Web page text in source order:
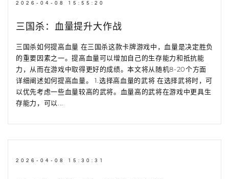
2026-04-08 15:55:20
三国杀：血量提升大作战
三国杀如何提高血量 在三国杀这款卡牌游戏中，血量是决定胜负
的重要因素之一。提高血量可以增加自己的生存能力和抵抗能
力，从而在游戏中取得更好的成绩。本文将从随机8-20个方面
详细阐述如何提高血量。 1.选择高血量的武将 在选择武将时，可
以优先考虑一些血量较高的武将。血量高的武将在游戏中更具生
存能力，可以...
2026-04-08 15:30:31